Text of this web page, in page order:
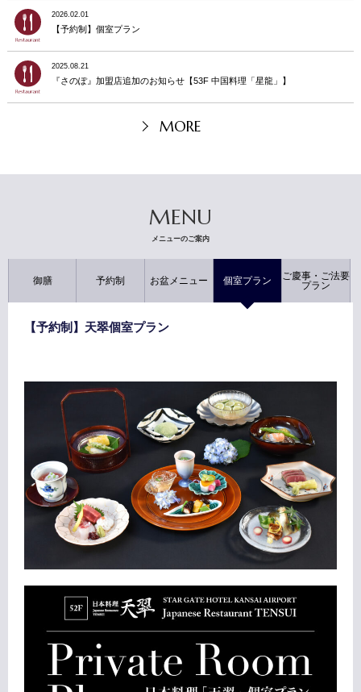
2026.02.01
【予約制】個室プラン
2025.08.21
『さのぽ』加盟店追加のお知らせ【53F 中国料理「星龍」】
MORE
MENU
メニューのご案内
御膳 予約制 お盆メニュー 個室プラン
ご慶事・ご法要
プラン
【予約制】天翠個室プラン